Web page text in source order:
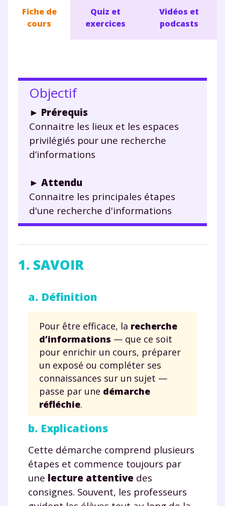
Fiche de
cours
Quiz et
exercices
Vidéos et
podcasts
Objectif
► Prérequis
Connaitre les lieux et les espaces
privilégiés pour une recherche
d’informations
► Attendu
Connaitre les principales étapes
d'une recherche d'informations
1. SAVOIR
a. Définition
Pour être efficace, la recherche
d’informations — que ce soit
pour enrichir un cours, préparer
un exposé ou compléter ses
connaissances sur un sujet —
passe par une démarche
réfléchie.
b. Explications
Cette démarche comprend plusieurs
étapes et commence toujours par
une lecture attentive des
consignes. Souvent, les professeurs